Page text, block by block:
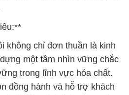
không chỉ đơn thuần là kinh
một tầm nhìn vững chắc
trong lĩnh vực hóa chất.
đồng hành và hỗ trợ khách